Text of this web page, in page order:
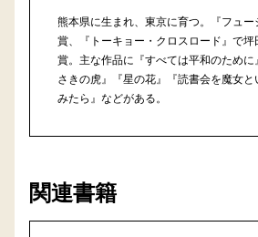
熊本県に生まれ、東京に育つ。『フュ
賞、『トーキョー・クロスロード』で坪
賞。主な作品に『すべては平和のために
さきの虎』『星の花』『読書会を魔女と
みたら』などがある。
関連書籍